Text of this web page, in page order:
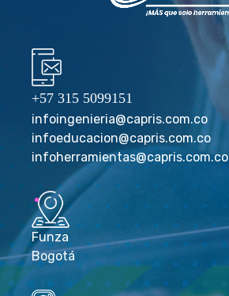
+57 315 5099151
infoingenieria@capris.com.co
infoeducacion@capris.com.co
infoherramientas@capris.com.co
Funza
Bogotá